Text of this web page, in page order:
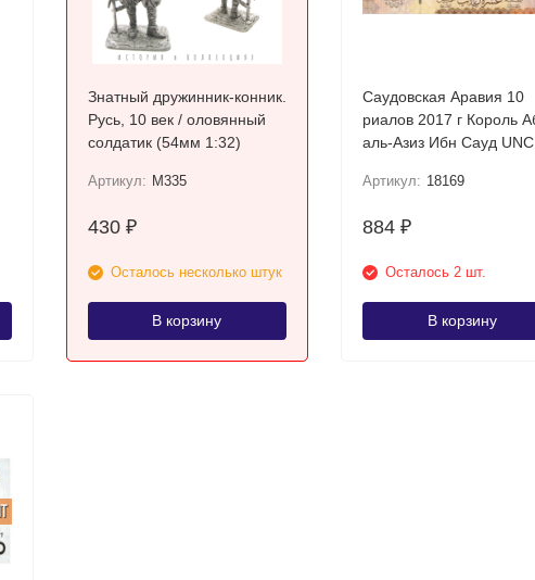
Знатный дружинник-конник.
Русь, 10 век / оловянный
солдатик (54мм 1:32)
Артикул: M335
430 ₽
Осталось несколько штук
В корзину
Саудовская Аравия 10
риалов 2017 г Король Абд
аль-Азиз Ибн Сауд UNC
Артикул: 18169
884₽
Осталось 2 шт.
В корзину